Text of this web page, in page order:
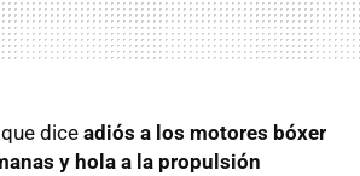
diceadiós a los motores bóxer
y hola a la propulsión